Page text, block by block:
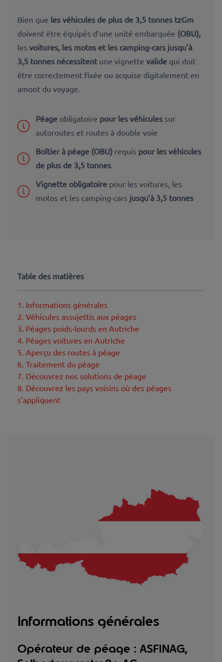
Bien que les véhicules de plus de 3,5 tonnes tzGm
doivent être équipés d’une unité embarquée (OBU),
les voitures, les motos et les camping-cars jusqu’à
3,5 tonnes nécessitent une vignette valide qui doit
être correctement fixée ou acquise digitalement en
amont du voyage.
Péage obligatoire pour les véhicules sur
autoroutes et routes à double voie
Boîtier à péage (OBU) requis pour les véhicules
de plus de 3,5 tonnes
Vignette obligatoire pour les voitures, les
motos et les camping-cars jusqu’à 3,5 tonnes
Table des matières
1. Informations générales
2. Véhicules assujettis aux péages
3. Péages poids-lourds en Autriche
4. Péages voitures en Autriche
5. Aperçu des routes à péage
6. Traitement du péage
7. Découvrez nos solutions de péage
8. Découvrez les pays voisins où des péages
s’appliquent
Informations générales
Opérateur de péage : ASFINAG,